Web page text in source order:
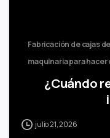
Fabricación de cajas
maquinaria para hacer
¿Cuándo
julio 21, 2026